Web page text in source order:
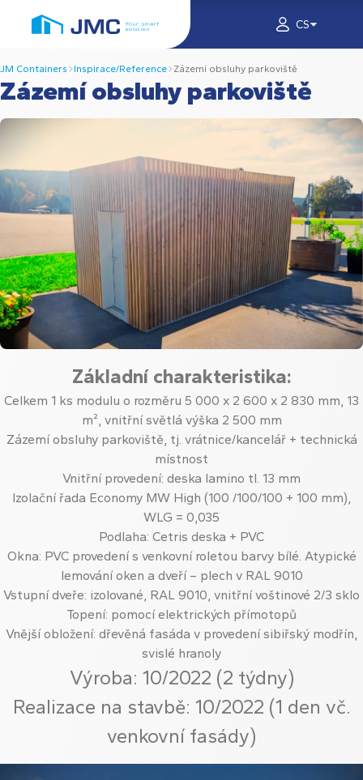
CS
Zázemí obsluhy parkoviště
JM Containers Inspirace/Reference Zázemí obsluhy parkoviště
Základní charakteristika:
Celkem 1 ks modulu o rozměru 5 000 x 2 600 x 2 830 mm, 13
m², vnitřní světlá výška 2 500 mm
Zázemí obsluhy parkoviště, tj. vrátnice/kancelář + technická
místnost
Vnitřní provedení: deska lamino tl. 13 mm
Izolační řada Economy MW High (100 /100/100 + 100 mm),
WLG = 0,035
Podlaha: Cetris deska + PVC
Okna: PVC provedení s venkovní roletou barvy bílé. Atypické
lemování oken a dveří – plech v RAL 9010
Vstupní dveře: izolované, RAL 9010, vnitřní voštinové 2/3 sklo
Topení: pomocí elektrických přímotopů
Vnější obložení: dřevěná fasáda v provedení sibiřský modřín,
svislé hranoly
Výroba: 10/2022 (2 týdny)
Realizace na stavbě: 10/2022 (1 den vč.
venkovní fasády)